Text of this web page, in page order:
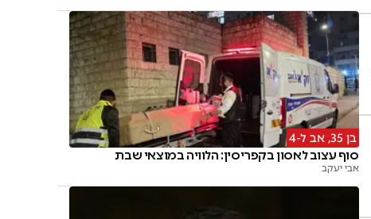
בן 35, אב ל-4
סוף עצוב לאסון בקפריסין: הלוויה במוצאי שבת
אבי יעקב